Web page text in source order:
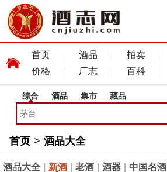
首页 酒品 拍卖
价格
厂志 百科
综合 酒品 集市 藏品
首页 > 酒品大全
酒品大全 新酒 老酒 酒器 中国名酒